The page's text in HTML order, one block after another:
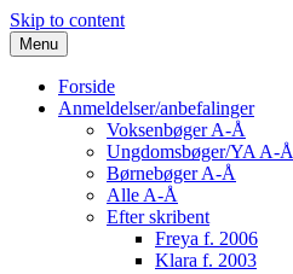
Skip to content
Menu
Forside
Anmeldelser/anbefalinger
Voksenbøger A-Å
Ungdomsbøger/YA A-Å
Børnebøger A-Å
Alle A-Å
Efter skribent
Freya f. 2006
Klara f. 2003